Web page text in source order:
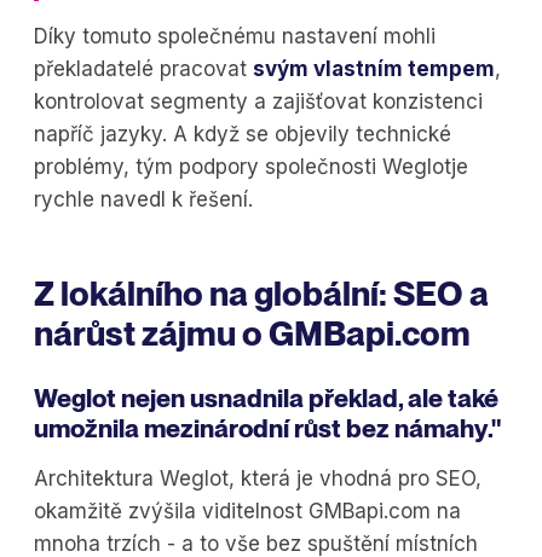
Díky tomuto společnému nastavení mohli
překladatelé pracovat svým vlastním tempem,
kontrolovat segmenty a zajišťovat konzistenci
napříč jazyky. A když se objevily technické
problémy, tým podpory společnosti Weglotje
rychle navedl k řešení.
Z lokálního na globální: SEO a
nárůst zájmu o GMBapi.com
Weglot nejen usnadnila překlad, ale také
umožnila mezinárodní růst bez námahy."
Architektura Weglot, která je vhodná pro SEO,
okamžitě zvýšila viditelnost GMBapi.com na
mnoha trzích - a to vše bez spuštění místních